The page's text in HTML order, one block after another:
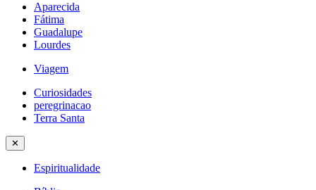
Aparecida
Fátima
Guadalupe
Lourdes
Viagem
Curiosidades
peregrinacao
Terra Santa
✕
Espiritualidade